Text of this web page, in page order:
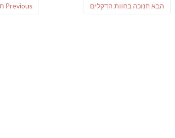
Previous הבא פוסט
חנוכה בחוות הדקלים